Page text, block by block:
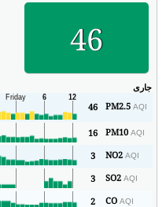
46
جاری
PM2.5AQI
46
PM10AQI
16
NO2AQI
3
SO2AQI
3
COAQI
2